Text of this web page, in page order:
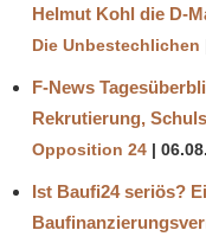
Helmut Kohl die
Die Unbestechlichen
F-News
Rekrutierung,
Opposition 24
Ist Baufi24 seriös?